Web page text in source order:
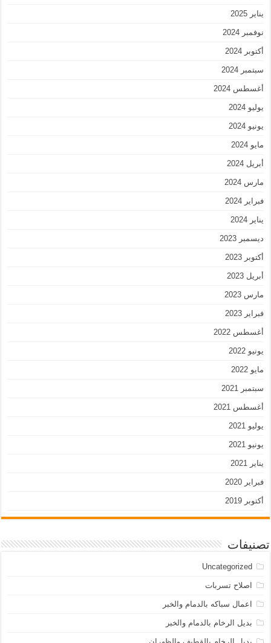
يناير 2025
نوفمبر 2024
أكتوبر 2024
سبتمبر 2024
أغسطس 2024
يوليو 2024
يونيو 2024
مايو 2024
أبريل 2024
مارس 2024
فبراير 2024
يناير 2024
ديسمبر 2023
أكتوبر 2023
أبريل 2023
مارس 2023
فبراير 2023
أغسطس 2022
يونيو 2022
مايو 2022
سبتمبر 2021
أغسطس 2021
يوليو 2021
يونيو 2021
يناير 2021
فبراير 2020
أكتوبر 2019
تصنيفات
Uncategorized
اصلاح تسربات
اعمال سباكه بالدمام والخبر
بديل الرخام بالدمام والخبر